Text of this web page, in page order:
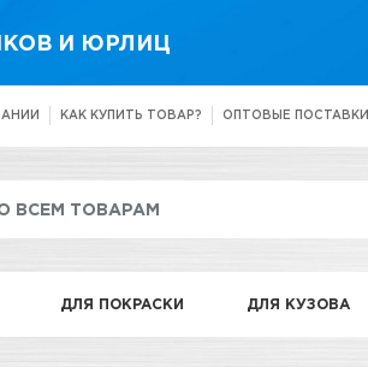
И ЮРЛИЦ
КАК КУПИТЬ ТОВАР? ОПТОВЫЕ ПОСТАВКИ
ДЛЯ ПОКРАСКИ ДЛЯ КУЗОВА